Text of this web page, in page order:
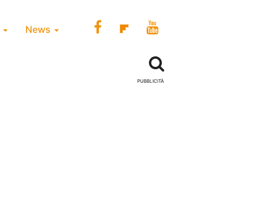
News
PUBBLICITÀ